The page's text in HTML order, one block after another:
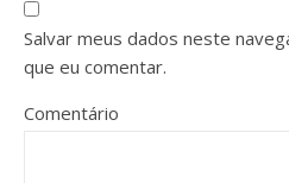
Salvar meus dados neste
que eu comentar.
Comentário